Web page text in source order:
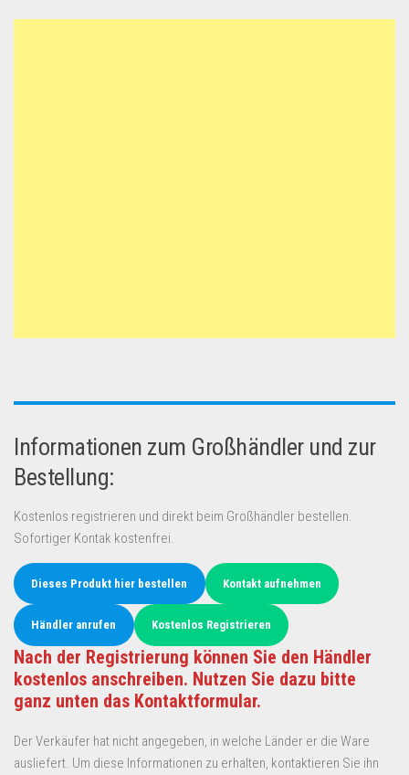
Informationen zum Großhändler und zur
Bestellung:
Kostenlos registrieren und direkt beim Großhändler bestellen.
Sofortiger Kontak kostenfrei.
Dieses Produkt hier bestellen Kontakt aufnehmen
Händler anrufen Kostenlos Registrieren
Nach der Registrierung können Sie den Händler
kostenlos anschreiben. Nutzen Sie dazu bitte
ganz unten das Kontaktformular.
Der Verkäufer hat nicht angegeben, in welche Länder er die Ware
ausliefert. Um diese Informationen zu erhalten, kontaktieren Sie ihn